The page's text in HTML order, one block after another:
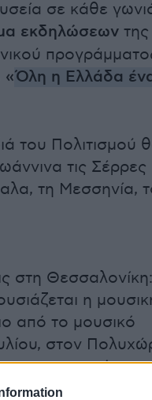
σε κάθε
εκδηλώσεων της
«Όλη η Ελλάδα
του Πολιτισμού
τις Σέρρες
τη Μεσσηνία,
στη Θεσσαλονίκη:
η
από το μουσικό
στον
μου, σε